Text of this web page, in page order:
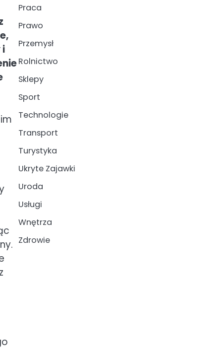
i
Praca
Prawo
Przemysł
Rolnictwo
Sklepy
Sport
Technologie
Transport
Turystyka
Ukryte Zajawki
Uroda
Usługi
Wnętrza
Zdrowie